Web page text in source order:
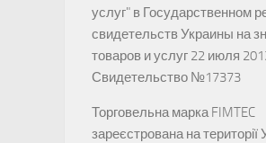
услуг" в Государственном
свидетельств Украины на
товаров и услуг 22 июля
Свидетельство №17373
Торговельна марка FIMTEC
зареєстрована на території